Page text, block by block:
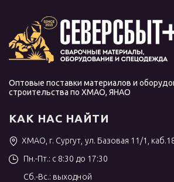
Оптовые поставки материалов и
строительства по ХМАО, ЯНАО
КАК НАС НАЙТИ
ХМАО, г. Сургут, ул. Базовая 11/1,
Пн.-Пт.: с 8:30 до 17:30
Сб.-Вс.: выходной